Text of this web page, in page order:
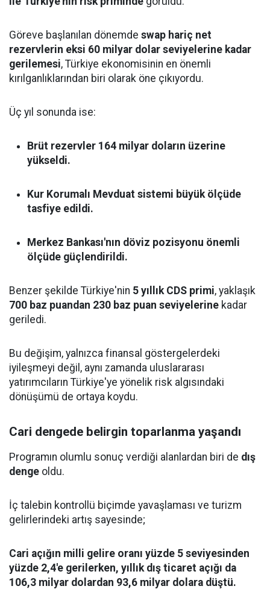
Göreve başlanılan dönemde swap hariç net
rezervlerin eksi 60 milyar dolar seviyelerine kadar
gerilemesi, Türkiye ekonomisinin en önemli
kırılganlıklarından biri olarak öne çıkıyordu.
Üç yıl sonunda ise:
Brüt rezervler 164 milyar doların üzerine
yükseldi.
Kur Korumalı Mevduat sistemi büyük ölçüde
tasfiye edildi.
Merkez Bankası'nın döviz pozisyonu önemli
ölçüde güçlendirildi.
Benzer şekilde Türkiye'nin 5 yıllık CDS primi, yaklaşık
700 baz puandan 230 baz puan seviyelerine kadar
geriledi.
Bu değişim, yalnızca finansal göstergelerdeki
iyileşmeyi değil, aynı zamanda uluslararası
yatırımcıların Türkiye'ye yönelik risk algısındaki
dönüşümü de ortaya koydu.
Cari dengede belirgin toparlanma yaşandı
Programın olumlu sonuç verdiği alanlardan biri de dış
denge oldu.
İç talebin kontrollü biçimde yavaşlaması ve turizm
gelirlerindeki artış sayesinde;
Cari açığın milli gelire oranı yüzde 5 seviyesinden
yüzde 2,4'e gerilerken, yıllık dış ticaret açığı da
106,3 milyar dolardan 93,6 milyar dolara düştü.